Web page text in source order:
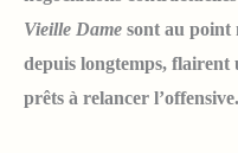
Vieille Dame sont au point
depuis longtemps, flairent
prêts à relancer l’offensive.